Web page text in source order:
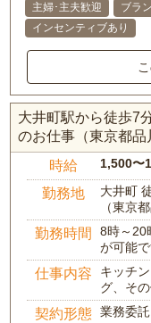
主婦･主夫歓迎
ブラ
インセンティブあり
大井町駅から徒歩7
のお仕事（東京都品
時給 1,500〜
勤務地
大井町
（東京
勤務時間
8時～20
が可能
仕事内容
キッチ
グ、そ
契約形態 業務委託